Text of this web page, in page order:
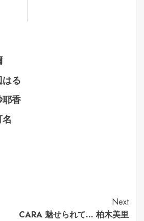
る
耶香
Next
CARA 魅せられて… 柏木美里